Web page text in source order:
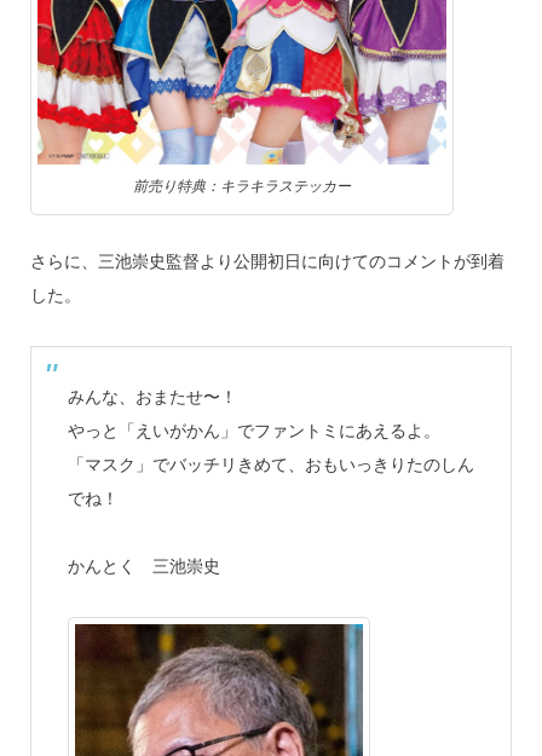
前売り特典：キラキラステッカー
さらに、三池崇史監督より公開初日に向けてのコメントが到着
した。
みんな、おまたせ〜！
やっと「えいがかん」でファントミにあえるよ。
「マスク」でバッチリきめて、おもいっきりたのしん
でね！
かんとく 三池崇史